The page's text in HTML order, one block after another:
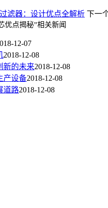
滤器：设计优点全解析 下一
优点揭秘”相关新闻
12-07
2018-12-08
新的未来2018-12-08
产设备2018-12-08
道路2018-12-08